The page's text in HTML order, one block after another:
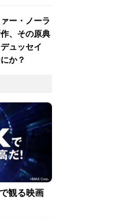
ー・ノーラ
、その原典
ュッセイ
か？
観る映画